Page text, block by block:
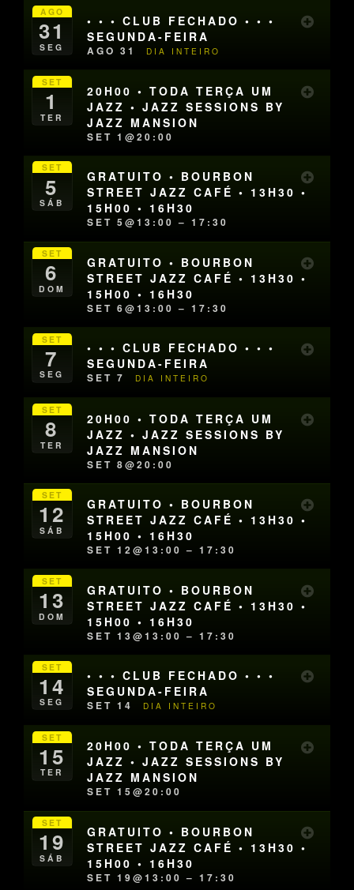
AGO
31
SEG
• • • CLUB FECHADO • • •
SEGUNDA-FEIRA
AGO 31 DIA INTEIRO
SET
1
TER
20H00 • TODA TERÇA UM
JAZZ • JAZZ SESSIONS BY
JAZZ MANSION
SET 1@20:00
SET
5
SÁB
GRATUITO • BOURBON
STREET JAZZ CAFÉ • 13H30 •
15H00 • 16H30
SET 5@13:00 – 17:30
SET
6
DOM
GRATUITO • BOURBON
STREET JAZZ CAFÉ • 13H30 •
15H00 • 16H30
SET 6@13:00 – 17:30
SET
7
SEG
• • • CLUB FECHADO • • •
SEGUNDA-FEIRA
SET 7 DIA INTEIRO
SET
8
TER
20H00 • TODA TERÇA UM
JAZZ • JAZZ SESSIONS BY
JAZZ MANSION
SET 8@20:00
SET
12
SÁB
GRATUITO • BOURBON
STREET JAZZ CAFÉ • 13H30 •
15H00 • 16H30
SET 12@13:00 – 17:30
SET
13
DOM
GRATUITO • BOURBON
STREET JAZZ CAFÉ • 13H30 •
15H00 • 16H30
SET 13@13:00 – 17:30
SET
14
SEG
• • • CLUB FECHADO • • •
SEGUNDA-FEIRA
SET 14 DIA INTEIRO
SET
15
TER
20H00 • TODA TERÇA UM
JAZZ • JAZZ SESSIONS BY
JAZZ MANSION
SET 15@20:00
SET
19
SÁB
GRATUITO • BOURBON
STREET JAZZ CAFÉ • 13H30 •
15H00 • 16H30
SET 19@13:00 – 17:30